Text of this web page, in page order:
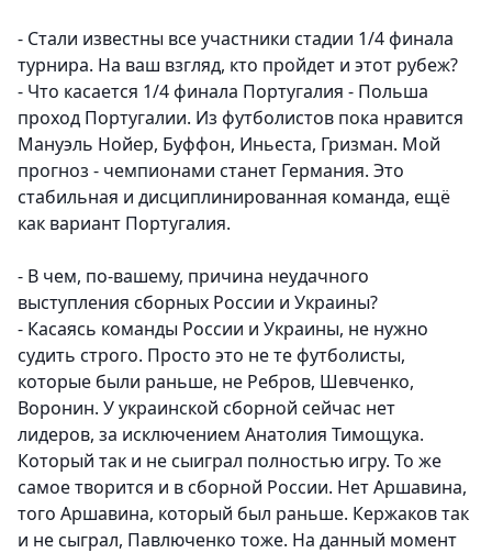
- Стали известны все участники стадии 1/4 финала
турнира. На ваш взгляд, кто пройдет и этот рубеж?
- Что касается 1/4 финала Португалия - Польша
проход Португалии. Из футболистов пока нравится
Мануэль Нойер, Буффон, Иньеста, Гризман. Мой
прогноз - чемпионами станет Германия. Это
стабильная и дисциплинированная команда, ещё
как вариант Португалия.
- В чем, по-вашему, причина неудачного
выступления сборных России и Украины?
- Касаясь команды России и Украины, не нужно
судить строго. Просто это не те футболисты,
которые были раньше, не Ребров, Шевченко,
Воронин. У украинской сборной сейчас нет
лидеров, за исключением Анатолия Тимощука.
Который так и не сыиграл полностью игру. То же
самое творится и в сборной России. Нет Аршавина,
того Аршавина, который был раньше. Кержаков так
и не сыграл, Павлюченко тоже. На данный момент